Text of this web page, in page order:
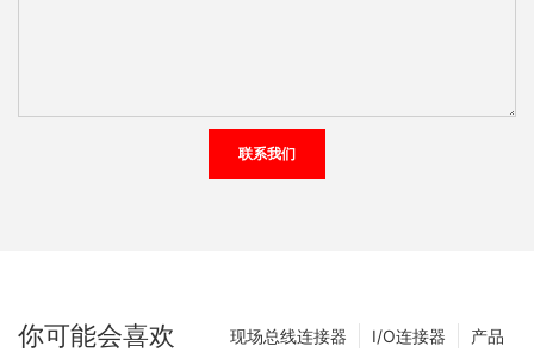
联系我们
你可能会喜欢 产品
I/O连接器
现场总线连接器